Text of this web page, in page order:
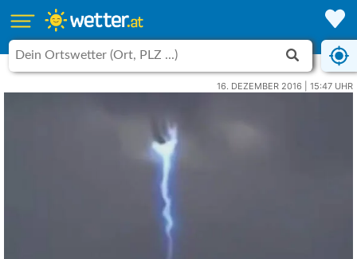
16. DEZEMBER 2016 | 15:47 UHR